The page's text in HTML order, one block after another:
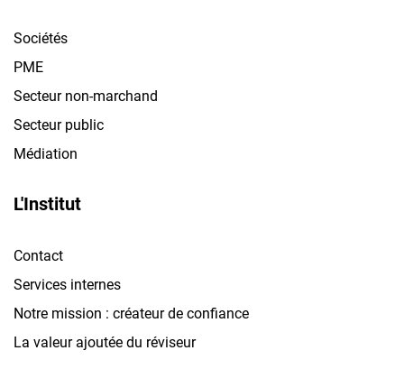
Sociétés
PME
Secteur non-marchand
Secteur public
Médiation
L'Institut
Contact
Services internes
Notre mission : créateur de confiance
La valeur ajoutée du réviseur